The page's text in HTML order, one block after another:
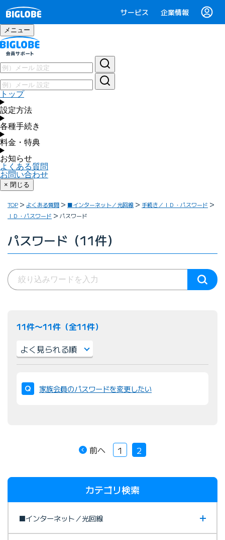
サービス 企業情報
メニュー
トップ
設定方法
各種手続き
料金・特典
お知らせ
よくある質問
お問い合わせ
× 閉じる
TOP よくある質問 ■インターネット／光回線
手続き／ＩＤ・パスワード
ＩＤ・パスワード
パスワード
パスワード（11件）
11件〜11件（全11件）
び
替
家族会員のパスワードを変更したい
前へ 1 2
カテゴリ検索
■インターネット／光回線